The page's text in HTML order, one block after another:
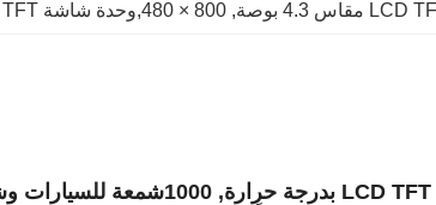
, 800 × 480,وحدة شاشة TFT مقاس 1.8 ذات درجة حرارة فائقة الاتساع
, 1000
شمعة للسيارات